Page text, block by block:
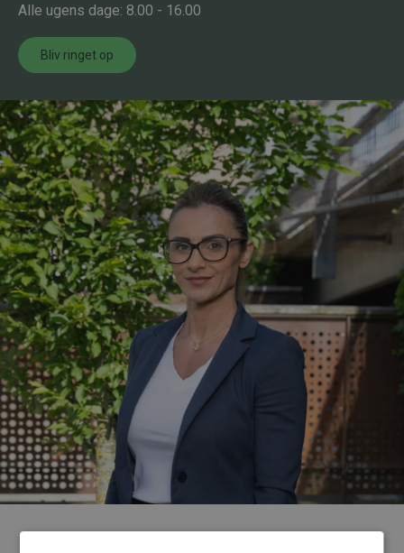
Alle ugens dage: 8.00 - 16.00
Bliv ringet op